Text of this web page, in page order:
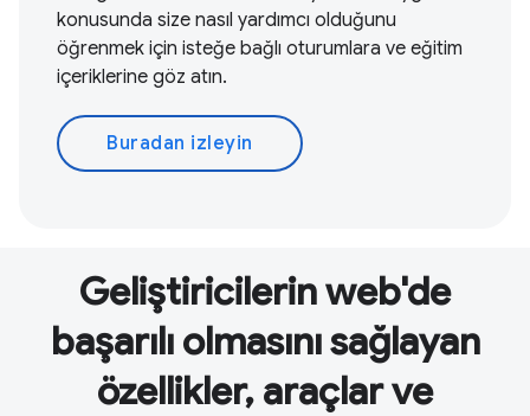
konusunda size nasıl yardımcı olduğunu
öğrenmek için isteğe bağlı oturumlara ve eğitim
içeriklerine göz atın.
Buradan izleyin
Geliştiricilerin web'de
başarılı olmasını sağlayan
özellikler, araçlar ve